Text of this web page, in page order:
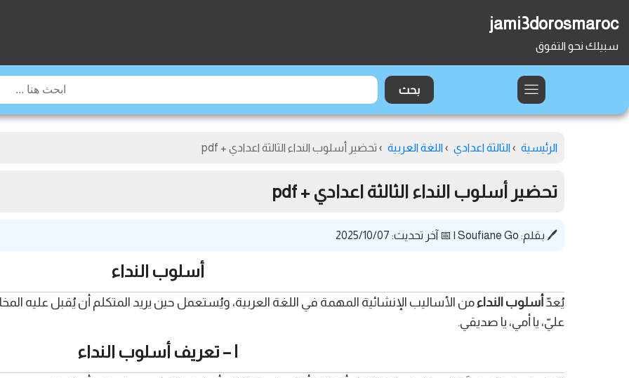
jami3dorosmaroc
سبيلك نحو التفوق
الرئيسية › الثالثة اعدادي › اللغة العربية › تحضير أسلوب النداء الثالثة اعدادي + pdf
تحضير أسلوب النداء الثالثة اعدادي + pdf
🖊️ بقلم: Soufiane Go
| 📅 آخر تحديث: 2025/10/07
أسلوب النداء
يُعدّأسلوب النداء من الأساليب الإنشائية المهمة في اللغة العربية، ويُستعمل حين يريد المتكلم أن يُقبل عليه
عليّ، يا أمي، يا صديقي.